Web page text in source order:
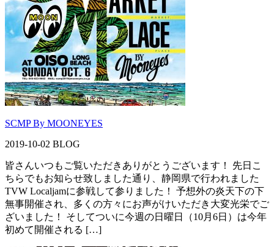
SCMP By MOONEYES
2019-10-02 BLOG
皆さんいつもご覧いただきありがとうございます！ 先日こ
ちらでもお知らせ致しました通り、静岡県で行われました
TVW Localjamに参戦して参りました！ 予想外の炎天下の下
無事開催され、多くの方々にお声がけいただき大変光栄でご
ざいました！ そしてついに今週の日曜日（10月6日）は今年
初めて開催される […]